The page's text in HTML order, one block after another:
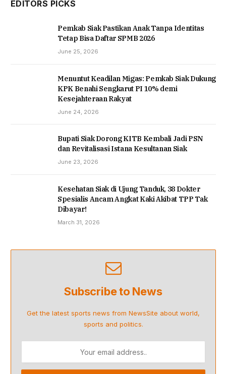
EDITORS PICKS
Pemkab Siak Pastikan Anak Tanpa Identitas
Tetap Bisa Daftar SPMB 2026
June 25, 2026
Menuntut Keadilan Migas: Pemkab Siak Dukung
KPK Benahi Sengkarut PI 10% demi
Kesejahteraan Rakyat
June 24, 2026
Bupati Siak Dorong KITB Kembali Jadi PSN
dan Revitalisasi Istana Kesultanan Siak
June 23, 2026
Kesehatan Siak di Ujung Tanduk, 38 Dokter
Spesialis Ancam Angkat Kaki Akibat TPP Tak
Dibayar!
March 31, 2026
Subscribe to News
Get the latest sports news from NewsSite about world,
sports and politics.